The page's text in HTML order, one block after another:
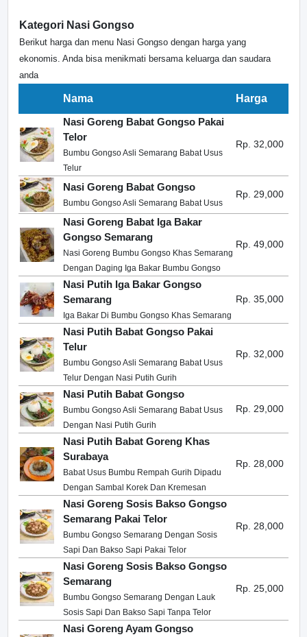
Kategori Nasi Gongso
Berikut harga dan menu Nasi Gongso dengan harga yang
ekonomis. Anda bisa menikmati bersama keluarga dan saudara
anda
Nama
Harga
Nasi Goreng Babat Gongso Pakai
Telor
Bumbu Gongso Asli Semarang Babat Usus
Telur
Rp. 32,000
Nasi Goreng Babat Gongso
Bumbu Gongso Asli Semarang Babat Usus
Rp. 29,000
Nasi Goreng Babat Iga Bakar
Gongso Semarang
Nasi Goreng Bumbu Gongso Khas Semarang
Dengan Daging Iga Bakar Bumbu Gongso
Rp. 49,000
Nasi Putih Iga Bakar Gongso
Semarang
Iga Bakar Di Bumbu Gongso Khas Semarang
Rp. 35,000
Nasi Putih Babat Gongso Pakai
Telur
Bumbu Gongso Asli Semarang Babat Usus
Telur Dengan Nasi Putih Gurih
Rp. 32,000
Nasi Putih Babat Gongso
Bumbu Gongso Asli Semarang Babat Usus
Dengan Nasi Putih Gurih
Rp. 29,000
Nasi Putih Babat Goreng Khas
Surabaya
Babat Usus Bumbu Rempah Gurih Dipadu
Dengan Sambal Korek Dan Kremesan
Rp. 28,000
Nasi Goreng Sosis Bakso Gongso
Semarang Pakai Telor
Bumbu Gongso Semarang Dengan Sosis
Sapi Dan Bakso Sapi Pakai Telor
Rp. 28,000
Nasi Goreng Sosis Bakso Gongso
Semarang
Bumbu Gongso Semarang Dengan Lauk
Sosis Sapi Dan Bakso Sapi Tanpa Telor
Rp. 25,000
Nasi Goreng Ayam Gongso